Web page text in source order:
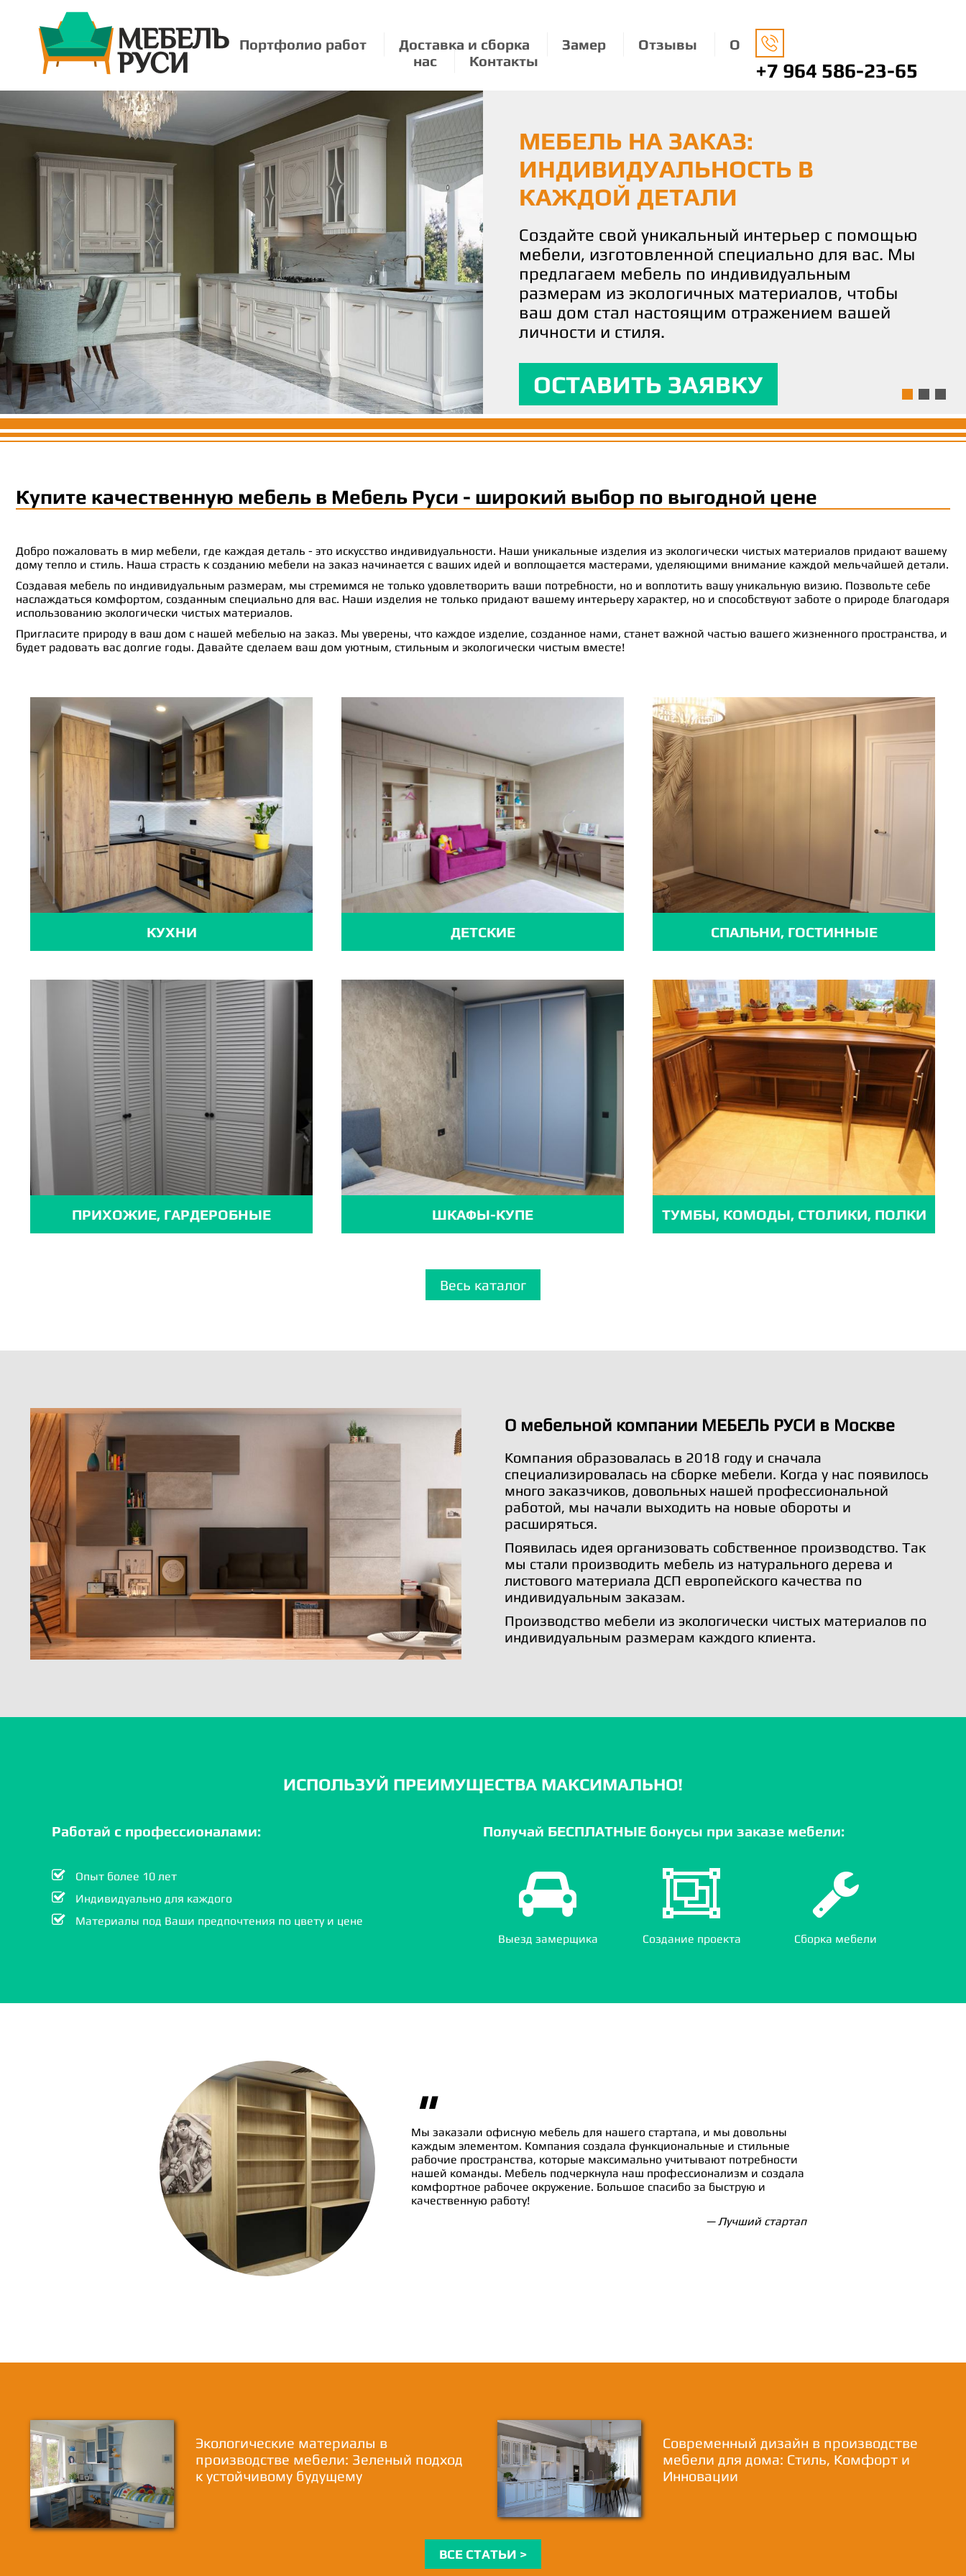
Портфолио работ Доставка и сборка Замер Отзывы
О
нас
Контакты +7 964 586-23-65
МЕБЕЛЬ НА ЗАКАЗ:
ИНДИВИДУАЛЬНОСТЬ В
КАЖДОЙ ДЕТАЛИ
Создайте свой уникальный интерьер с помощью
мебели, изготовленной специально для вас. Мы
предлагаем мебель по индивидуальным
размерам из экологичных материалов, чтобы
ваш дом стал настоящим отражением вашей
личности и стиля.
ОСТАВИТЬ ЗАЯВКУ
ЭКОЛОГИЧНАЯ МЕБЕЛЬ: ЗАБОТА
О ПРИРОДЕ И ВАШЕМ КОМФОРТЕ
Мы бережно относимся к окружающей среде,
используя только экологически чистые
материалы для изготовления нашей мебели.
Наши изделия не только придают вашему дому
уют и стиль, но и помогают заботиться о нашей
планете.
ОСТАВИТЬ ЗАЯВКУ
МЕБЕЛЬ ПО ВАШЕМУ ВКУСУ И
РАЗМЕРУ: КОМФОРТ И
УДОВОЛЬСТВИЕ
С нами вы получаете не просто мебель, а
истинное удовольствие от процесса создания.
Наша команда искусных мастеров готова
воплотить ваши идеи и желания в реальность,
чтобы каждая деталь мебели соответствовала
вашим ожиданиям и предоставляла
ОСТАВИТЬ ЗАЯВКУ
Купите качественную мебель в Мебель Руси - широкий выбор по выгодной цене
Добро пожаловать в мир мебели, где каждая деталь - это искусство индивидуальности. Наши уникальные изделия из экологически чистых материалов придают вашему
дому тепло и стиль. Наша страсть к созданию мебели на заказ начинается с ваших идей и воплощается мастерами, уделяющими внимание каждой мельчайшей детали.
Создавая мебель по индивидуальным размерам, мы стремимся не только удовлетворить ваши потребности, но и воплотить вашу уникальную визию. Позвольте себе
наслаждаться комфортом, созданным специально для вас. Наши изделия не только придают вашему интерьеру характер, но и способствуют заботе о природе благодаря
использованию экологически чистых материалов.
Пригласите природу в ваш дом с нашей мебелью на заказ. Мы уверены, что каждое изделие, созданное нами, станет важной частью вашего жизненного пространства, и
будет радовать вас долгие годы. Давайте сделаем ваш дом уютным, стильным и экологически чистым вместе!
КУХНИ ДЕТСКИЕ СПАЛЬНИ, ГОСТИННЫЕ
ПРИХОЖИЕ, ГАРДЕРОБНЫЕ ШКАФЫ-КУПЕ ТУМБЫ, КОМОДЫ, СТОЛИКИ, ПОЛКИ
Весь каталог
О мебельной компании МЕБЕЛЬ РУСИ в Москве
Компания образовалась в 2018 году и сначала
специализировалась на сборке мебели. Когда у нас появилось
много заказчиков, довольных нашей профессиональной
работой, мы начали выходить на новые обороты и
расширяться.
Появилась идея организовать собственное производство. Так
мы стали производить мебель из натурального дерева и
листового материала ДСП европейского качества по
индивидуальным заказам.
Производство мебели из экологически чистых материалов по
индивидуальным размерам каждого клиента.
ИСПОЛЬЗУЙ ПРЕИМУЩЕСТВА МАКСИМАЛЬНО!
Работай с профессионалами:
Опыт более 10 лет
Индивидуально для каждого
Материалы под Ваши предпочтения по цвету и цене
Получай БЕСПЛАТНЫЕ бонусы при заказе мебели:
Выезд замерщика Создание проекта Сборка мебели
"
Мы заказали офисную мебель для нашего стартапа, и мы довольны
каждым элементом. Компания создала функциональные и стильные
рабочие пространства, которые максимально учитывают потребности
нашей команды. Мебель подчеркнула наш профессионализм и создала
комфортное рабочее окружение. Большое спасибо за быструю и
качественную работу!
— Лучший стартап
Экологические материалы в
производстве мебели: Зеленый подход
к устойчивому будущему
Современный дизайн в производстве
мебели для дома: Стиль, Комфорт и
Инновации
ВСЕ СТАТЬИ >